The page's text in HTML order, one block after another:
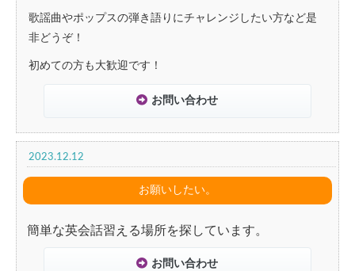
歌謡曲やポップスの弾き語りにチャレンジしたい方など是
非どうぞ！
初めての方も大歓迎です！
お問い合わせ
2023.12.12
お願いしたい。
簡単な英会話習える場所を探しています。
お問い合わせ